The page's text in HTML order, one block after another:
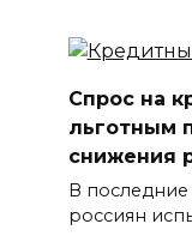
Спрос на
льготным
снижения
В
россиян